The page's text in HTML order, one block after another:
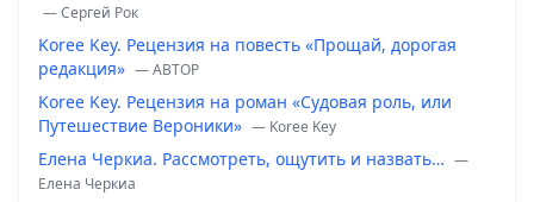
— Сергей Рок
Koree Key. Рецензия на повесть «Прощай, дорогая
редакция» — ABTOP
Koree Key. Рецензия на роман «Судовая роль, или
Путешествие Вероники» — Koree Key
Елена Черкиа. Рассмотреть, ощутить и назвать… —
Елена Черкиа